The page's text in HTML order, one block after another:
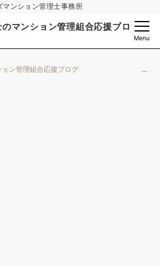
マンション管理士事務所
マンション管理組合応援ブロ
Menu
マンション管理組合応援ブログ